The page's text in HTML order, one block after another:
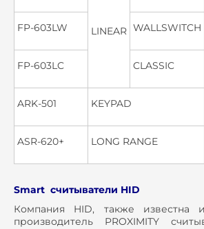
LINEAR
FP-603LW WALLSWITCH
FP-603LC CLASSIC
ARK-501 KEYPAD
ASR-620+ LONG RANGE
Smart считыватели HID
Компания HID, также известна
производитель PROXIMITY